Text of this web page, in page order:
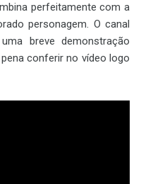
perfeitamente com a
personagem. O canal
breve demonstração
conferir no vídeo logo